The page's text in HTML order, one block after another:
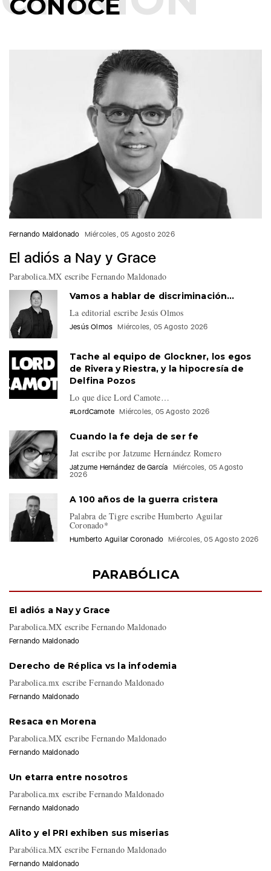
Fernando Maldonado Miércoles, 05 Agosto 2026
El adiós a Nay y Grace
Parabolica.MX escribe Fernando Maldonado
Vamos a hablar de discriminación…
La editorial escribe Jesús Olmos
Jesús Olmos Miércoles, 05 Agosto 2026
Tache al equipo de Glockner, los egos
de Rivera y Riestra, y la hipocresía de
Delfina Pozos
Lo que dice Lord Camote…
#LordCamote Miércoles, 05 Agosto 2026
Cuando la fe deja de ser fe
Jat escribe por Jatzume Hernández Romero
Jatzume Hernández de García
Miércoles, 05 Agosto
2026
A 100 años de la guerra cristera
Palabra de Tigre escribe Humberto Aguilar
Coronado*
Humberto Aguilar Coronado Miércoles, 05 Agosto 2026
PARABÓLICA
El adiós a Nay y Grace
Parabolica.MX escribe Fernando Maldonado
Fernando Maldonado
Derecho de Réplica vs la infodemia
Parabolica.mx escribe Fernando Maldonado
Fernando Maldonado
Resaca en Morena
Parabolica.MX escribe Fernando Maldonado
Fernando Maldonado
Un etarra entre nosotros
Parabolica.mx escribe Fernando Maldonado
Fernando Maldonado
Alito y el PRI exhiben sus miserias
Parabólica.MX escribe Fernando Maldonado
Fernando Maldonado